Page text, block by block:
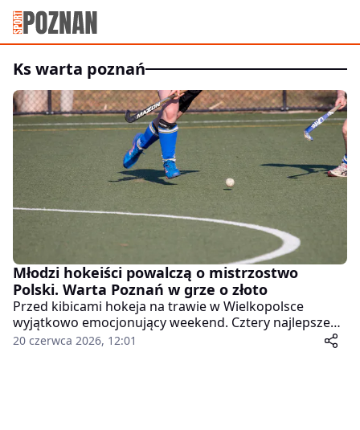
ks warta poznań
Młodzi hokeiści powalczą o mistrzostwo
Polski. Warta Poznań w grze o złoto
Przed kibicami hokeja na trawie w Wielkopolsce
wyjątkowo emocjonujący weekend. Cztery najlepsze
drużyny juniorskie w kraju staną do walki o medale
20 czerwca 2026, 12:01